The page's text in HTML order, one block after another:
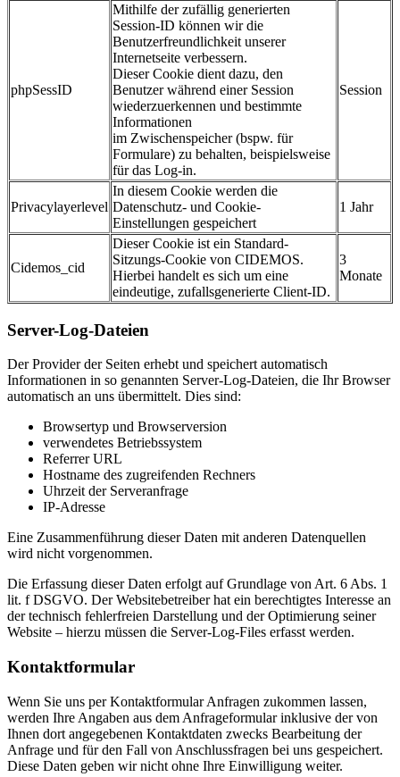
phpSessID
Mithilfe der zufällig generierten
Session-ID können wir die
Benutzerfreundlichkeit unserer
Internetseite verbessern.
Dieser Cookie dient dazu, den
Benutzer während einer Session
wiederzuerkennen und bestimmte
Informationen
im Zwischenspeicher (bspw. für
Formulare) zu behalten, beispielsweise
für das Log-in.
Session
Privacylayerlevel
In diesem Cookie werden die
Datenschutz- und Cookie-
Einstellungen gespeichert
1 Jahr
Cidemos_cid
Dieser Cookie ist ein Standard-
Sitzungs-Cookie von CIDEMOS.
Hierbei handelt es sich um eine
eindeutige, zufallsgenerierte Client-ID.
3
Monate
Server-Log-Dateien
Der Provider der Seiten erhebt und speichert automatisch
Informationen in so genannten Server-Log-Dateien, die Ihr Browser
automatisch an uns übermittelt. Dies sind:
Browsertyp und Browserversion
verwendetes Betriebssystem
Referrer URL
Hostname des zugreifenden Rechners
Uhrzeit der Serveranfrage
IP-Adresse
Eine Zusammenführung dieser Daten mit anderen Datenquellen
wird nicht vorgenommen.
Die Erfassung dieser Daten erfolgt auf Grundlage von Art. 6 Abs. 1
lit. f DSGVO. Der Websitebetreiber hat ein berechtigtes Interesse an
der technisch fehlerfreien Darstellung und der Optimierung seiner
Website – hierzu müssen die Server-Log-Files erfasst werden.
Kontaktformular
Wenn Sie uns per Kontaktformular Anfragen zukommen lassen,
werden Ihre Angaben aus dem Anfrageformular inklusive der von
Ihnen dort angegebenen Kontaktdaten zwecks Bearbeitung der
Anfrage und für den Fall von Anschlussfragen bei uns gespeichert.
Diese Daten geben wir nicht ohne Ihre Einwilligung weiter.